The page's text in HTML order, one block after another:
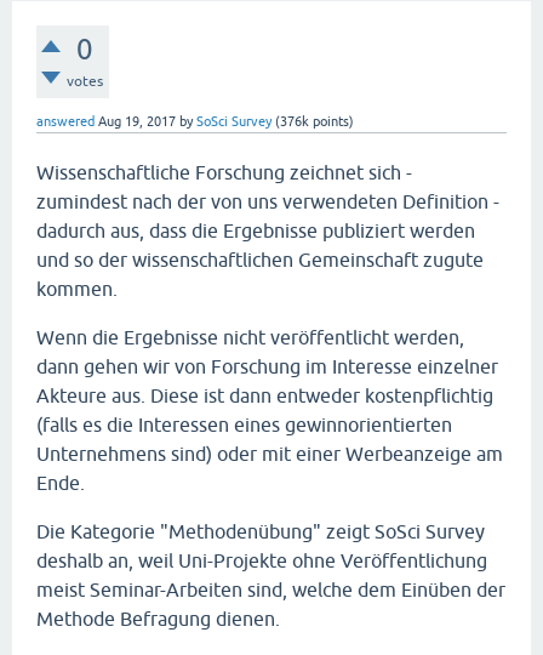
0
votes
answered Aug 19, 2017 bySoSci Survey (376k points)
Wissenschaftliche Forschung zeichnet sich -
zumindest nach der von uns verwendeten Definition -
dadurch aus, dass die Ergebnisse publiziert werden
und so der wissenschaftlichen Gemeinschaft zugute
kommen.
Wenn die Ergebnisse nicht veröffentlicht werden,
dann gehen wir von Forschung im Interesse einzelner
Akteure aus. Diese ist dann entweder kostenpflichtig
(falls es die Interessen eines gewinnorientierten
Unternehmens sind) oder mit einer Werbeanzeige am
Ende.
Die Kategorie "Methodenübung" zeigt SoSci Survey
deshalb an, weil Uni-Projekte ohne Veröffentlichung
meist Seminar-Arbeiten sind, welche dem Einüben der
Methode Befragung dienen.